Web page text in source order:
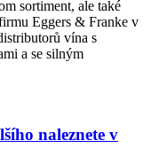
sortiment, ale také
Eggers & Franke v
vína s
a se silným
naleznete v